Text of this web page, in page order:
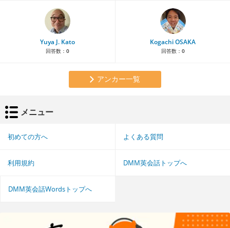
Yuya J. Kato
回答数： 0
Kogachi OSAKA
回答数： 0
アンカー一覧
メニュー
初めての方へ よくある質問
利用規約 DMM英会話トップへ
DMM英会話Wordsトップへ